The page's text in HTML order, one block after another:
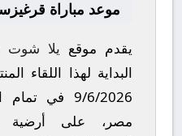
موعد مباراة
يقدم موقع يلا شوت
البداية لهذا اللقاء
9/6/2026في تمام
مصر، على